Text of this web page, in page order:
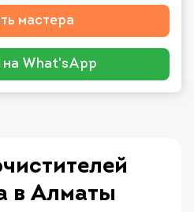
мастера
на What'sApp
в Алматы